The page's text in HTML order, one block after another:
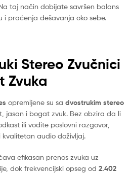
taj način dobijate savršen balans
i praćenja dešavanja oko sebe.
Stereo Zvučnici
Zvuka
opremljene su sa dvostrukim stereo
jasan i bogat zvuk. Bez obzira da li
ili vodite poslovni razgovor,
audio doživljaj.
efikasan prenos zvuka uz
dok frekvencijski opseg od 2.402